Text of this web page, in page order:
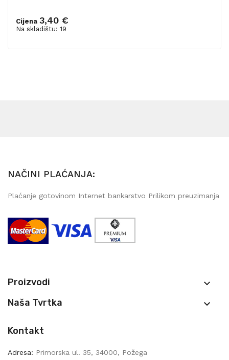
Cijena 3,40 €
Na skladištu: 19
Dodaj u košaricu
NAČINI PLAĆANJA:
Plaćanje gotovinom Internet bankarstvo Prilikom preuzimanja
Proizvodi 
Naša Tvrtka 
Kontakt
Adresa: Primorska ul. 35, 34000, Požega